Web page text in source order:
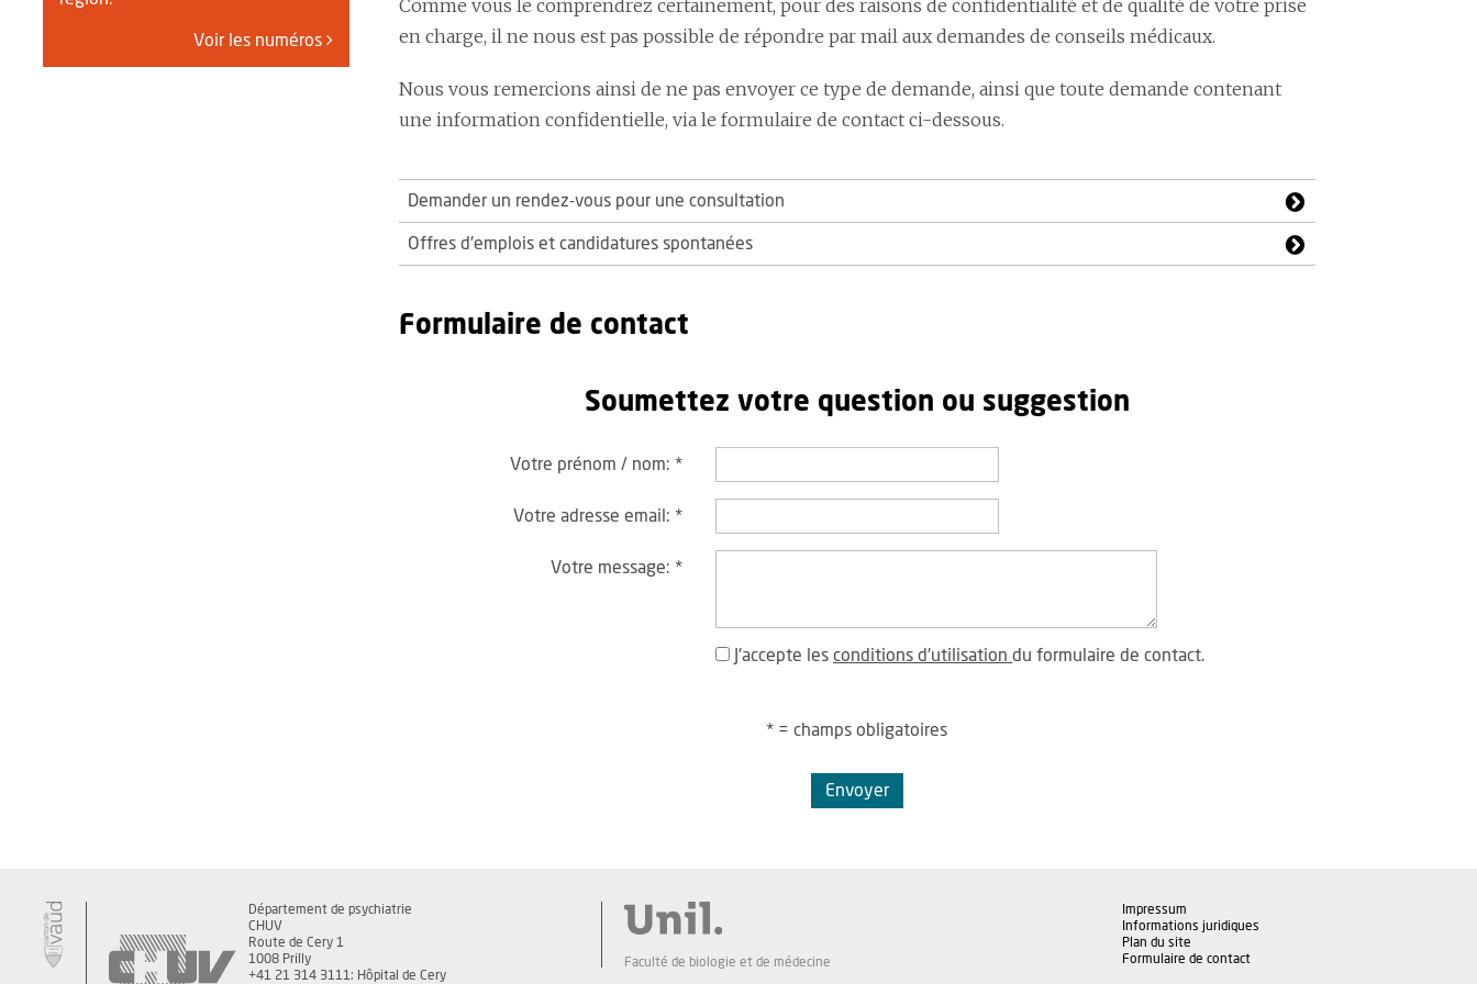
Voir les numéros
Comme vous le comprendrez certainement, pour des raisons de confidentialité et de qualité de votre prise
en charge, il ne nous est pas possible de répondre par mail aux demandes de conseils médicaux.
Nous vous remercions ainsi de ne pas envoyer ce type de demande, ainsi que toute demande contenant
une information confidentielle, via le formulaire de contact ci-dessous.
Demander un rendez-vous pour une consultation
Offres d'emplois et candidatures spontanées
Formulaire de contact
Soumettez votre question ou suggestion
Votre prénom / nom: *
Votre adresse email: *
Votre message: *
J'accepte les conditions d'utilisation du formulaire de contact.
* = champs obligatoires
Envoyer
Département de psychiatrie
CHUV
Route de Cery 1
1008 Prilly
+41 21 314 3111: Hôpital de Cery
Faculté de biologie et de médecine
Impressum
Informations juridiques
Plan du site
Formulaire de contact